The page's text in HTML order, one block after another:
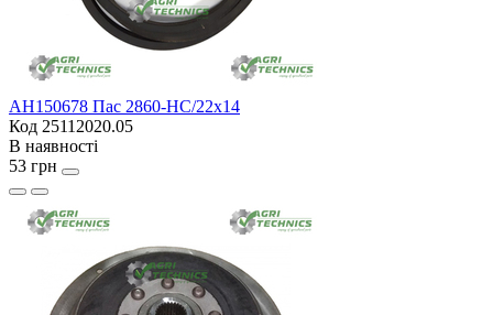
AH150678 Пас 2860-HC/22x14
Код 25112020.05
В наявності
53 грн